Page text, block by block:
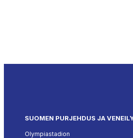
SUOMEN PURJEHDUS JA
Olympiastadion